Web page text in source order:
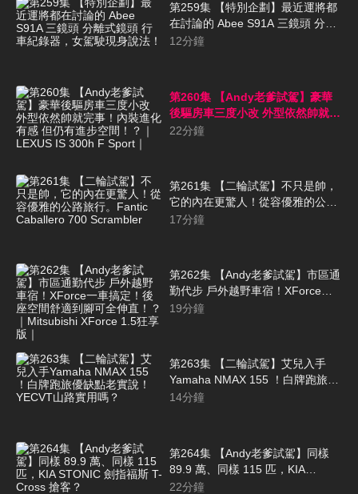
第259集 【特別企劃】最近運將都
在討論的 Abee S91A 三鏡頭 分離
式鏡頭 行車紀錄器，女駕駛現身說
12分鐘
第260集 【Andy老爹試駕】豪華
後驅房車三度小改 外型依然帥就完
事！內裝進化有感 但仍有進步空
22分鐘
第261集 【二輪試駕】不只是帥，
它的內在更驚人！從容優雅的公路
旅行。Fantic Caballero 700
17分鐘
第262集 【Andy老爹試駕】市區通
勤代步 戶外越野車宿！XForce一
車搞定！後座空間舒適到腳可全伸
19分鐘
第263集 【二輪試駕】艾兒入手
Yamaha NMAX 155 ！白牌跑旅優
缺點老實說！YECVT山路實用嗎？
14分鐘
第264集 【Andy老爹試駕】同樣
89.9 萬、同樣 115 匹，KIA
STONIC 劍指福斯 T-Cross 搶客？
22分鐘